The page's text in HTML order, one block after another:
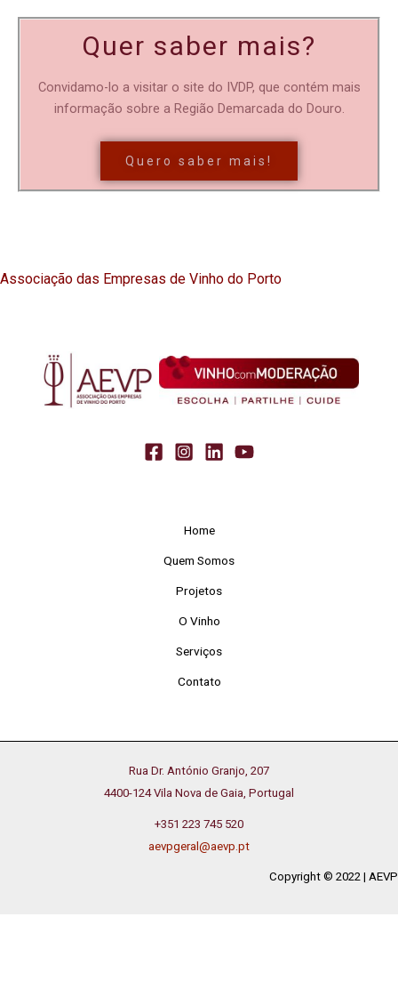
Quer saber mais?
Convidamo-lo a visitar o site do IVDP, que contém mais
informação sobre a Região Demarcada do Douro.
Quero saber mais!
Associação das Empresas de Vinho do Porto
Home
Quem Somos
Projetos
O Vinho
Serviços
Contato
Rua Dr. António Granjo, 207
4400-124 Vila Nova de Gaia, Portugal
+351 223 745 520
aevpgeral@aevp.pt
Copyright © 2022 | AEVP